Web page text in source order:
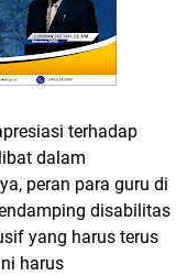
terhadap
dalam
peran para guru di
disabilitas
yang harus terus
harus